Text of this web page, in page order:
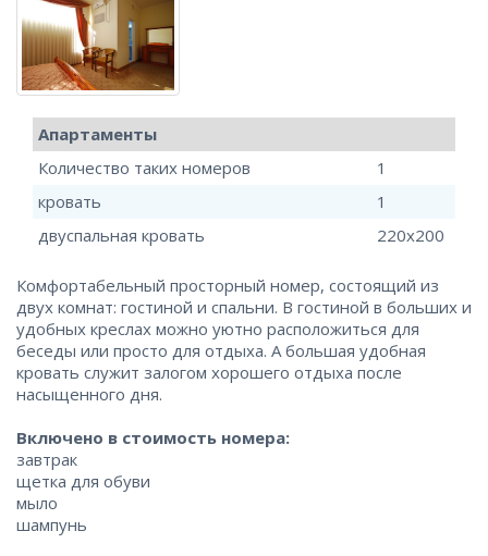
Апартаменты
Количество таких номеров
1
кровать
1
двуспальная кровать
220x200
Комфортабельный просторный номер, состоящий из
двух комнат: гостиной и спальни. В гостиной в больших и
удобных креслах можно уютно расположиться для
беседы или просто для отдыха. А большая удобная
кровать служит залогом хорошего отдыха после
насыщенного дня.
Включено в стоимость номера:
завтрак
щетка для обуви
мыло
шампунь